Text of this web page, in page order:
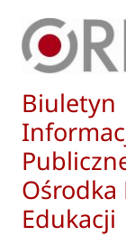
Biuletyn
Ośrodka
Edukacji